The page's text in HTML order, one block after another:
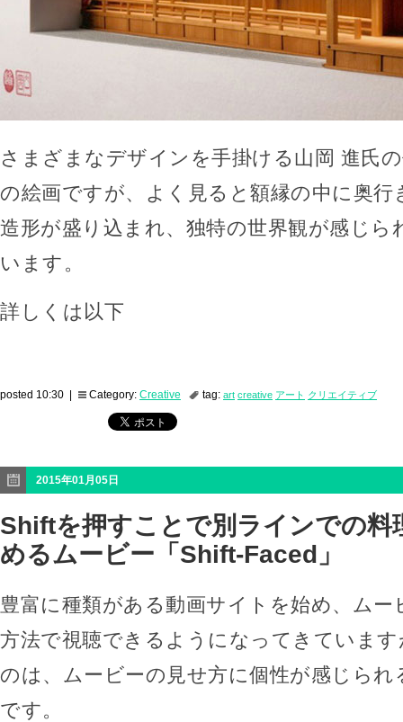
さまざまなデザインを手掛ける山岡 進氏
の絵画ですが、よく見ると額縁の中に奥行
造形が盛り込まれ、独特の世界観が感じら
います。
詳しくは以下
posted 10:30 | Category: Creative tag: art creative アート クリエイティブ
2015年01月05日
Shiftを押すことで別ラインでの料
めるムービー「Shift-Faced」
豊富に種類がある動画サイトを始め、ム
方法で視聴できるようになってきていま
のは、ムービーの見せ方に個性が感じられ
です。